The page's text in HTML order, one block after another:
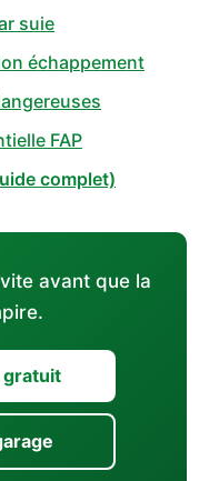
suie
échappement
FAP
complet)
avant que la
gratuit